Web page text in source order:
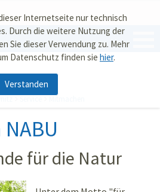
Internetseite nur technisch
Durch die weitere Nutzung der
Sie dieser Verwendung zu. Mehr
Datenschutz finden sie hier.
Verstanden
Mitmachen
für die Natur